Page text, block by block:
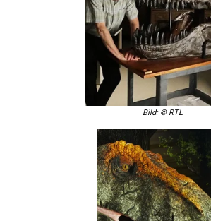
Bild: © RTL